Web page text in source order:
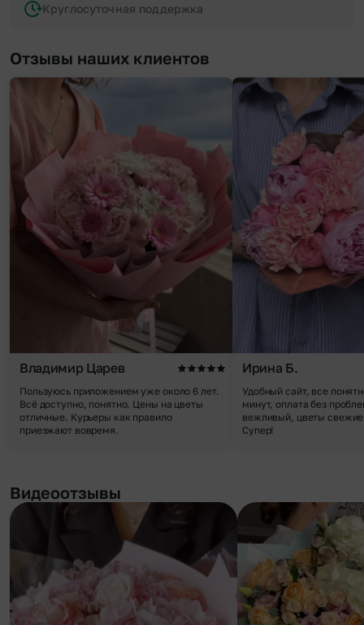
Круглосуточная поддержка
Отзывы наших клиентов
Владимир Царев
Пользуюсь приложением уже около 6 лет.
Всё доступно, понятно. Цены на цветы
отличные. Курьеры как правило
приезжают вовремя.
Ирина Б.
Удобный сайт, все
минут, оплата без
вежливый, цветы
Супер!
Видеоотзывы